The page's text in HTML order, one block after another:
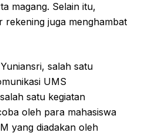
magang. Selain itu,
rekening juga menghambat
salah satu
UMS
satu kegiatan
oleh para mahasiswa
yang diadakan oleh